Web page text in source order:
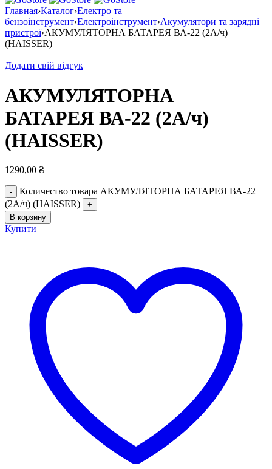
Главная›Каталог›Електро та
бензоінструмент›Електроінструмент›Акумулятори та зарядні
пристрої›АКУМУЛЯТОРНА БАТАРЕЯ ВА-22 (2А/ч)
(HAISSER)
Додати свій відгук
АКУМУЛЯТОРНА
БАТАРЕЯ ВА-22 (2А/ч)
(HAISSER)
1290,00 ₴
Количество товара АКУМУЛЯТОРНА БАТАРЕЯ ВА-22
(2А/ч) (HAISSER)
В корзину
Купити